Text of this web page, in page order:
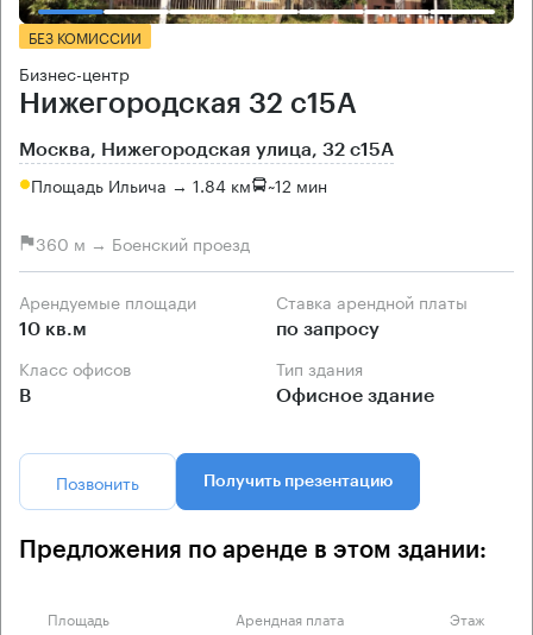
БЕЗ КОМИССИИ
Бизнес-центр
Нижегородская 32 с15А
Москва, Нижегородская улица, 32 с15А
Площадь Ильича → 1.84 км ~12 мин
360 м → Боенский проезд
Арендуемые площади
10 кв.м
Ставка арендной платы
по запросу
Класс офисов
B
Тип здания
Офисное здание
Позвонить Получить презентацию
Предложения по аренде в этом здании:
Площадь Арендная плата Этаж